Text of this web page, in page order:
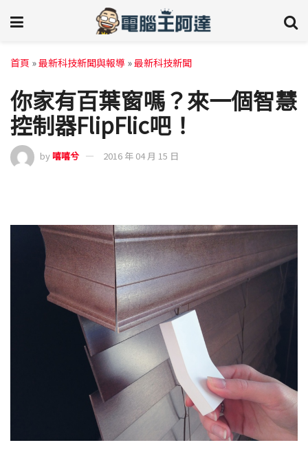
首頁 »最新科技新聞與報導 »最新科技新聞
你家有百葉窗嗎？來一個智慧
控制器FlipFlic吧！
by嘻嘻兮 2016 年 04 月 15 日